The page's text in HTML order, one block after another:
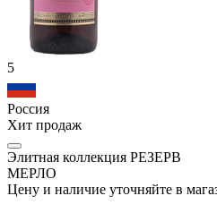
5
Россия
Хит продаж
Элитная коллекция РЕЗЕРВ
МЕРЛО
Цену и наличие уточняйте в